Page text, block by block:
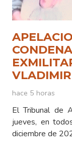
hace 5 horas
El Tribunal de
jueves, en
diciembre de